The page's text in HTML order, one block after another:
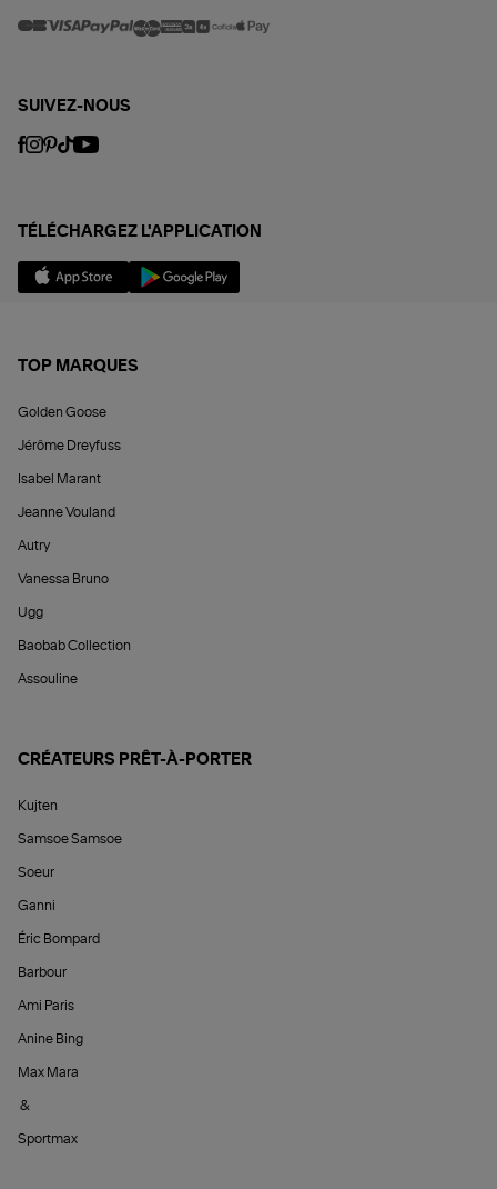
SUIVEZ-NOUS
TÉLÉCHARGEZ L'APPLICATION
TOP MARQUES
Golden Goose
Jérôme Dreyfuss
Isabel Marant
Jeanne Vouland
Autry
Vanessa Bruno
Ugg
Baobab Collection
Assouline
CRÉATEURS PRÊT-À-PORTER
Kujten
Samsoe Samsoe
Soeur
Ganni
Éric Bompard
Barbour
Ami Paris
Anine Bing
Max Mara
&
Sportmax